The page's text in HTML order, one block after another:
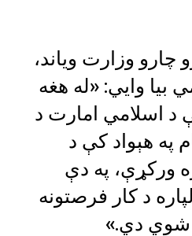
چارو وزارت ویاند،
بیا وايي: «له هغه
اسلامي امارت د
په هېواد کې د
ورکړې، په دې
د کار فرصتونه
شوي دي.»